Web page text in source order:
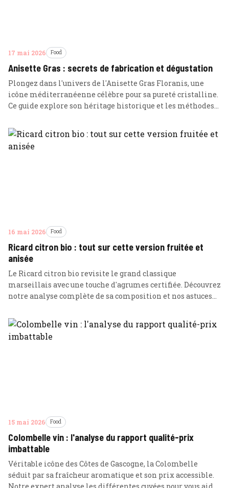
17 mai 2026 Food
Anisette Gras : secrets de fabrication et dégustation
Plongez dans l'univers de l'Anisette Gras Floranis, une
icône méditerranéenne célèbre pour sa pureté cristalline.
Ce guide explore son héritage historique et les méthodes
16 mai 2026 Food
Ricard citron bio : tout sur cette version fruitée et
anisée
Le Ricard citron bio revisite le grand classique
marseillais avec une touche d'agrumes certifiée. Découvrez
notre analyse complète de sa composition et nos astuces
15 mai 2026 Food
Colombelle vin : l'analyse du rapport qualité-prix
imbattable
Véritable icône des Côtes de Gascogne, la Colombelle
séduit par sa fraîcheur aromatique et son prix accessible.